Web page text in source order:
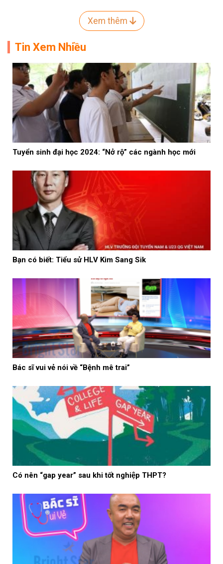
Xem thêm
Tin Xem Nhiều
Tuyển sinh đại học 2024: “Nở rộ” các ngành học mới
Bạn có biết: Tiểu sử HLV Kim Sang Sik
Bác sĩ vui vẻ nói về “Bệnh mê trai”
Có nên “gap year” sau khi tốt nghiệp THPT?